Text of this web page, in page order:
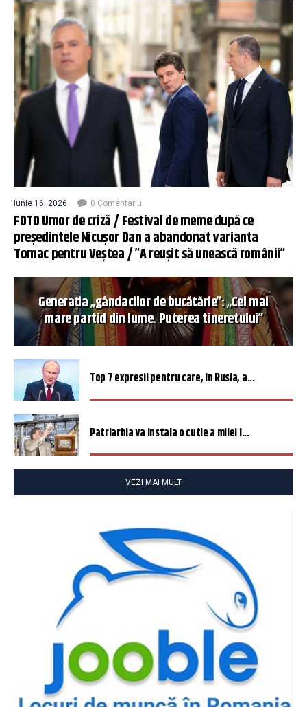
iunie 16, 2026 0 Comentariu
FOTO Umor de criză / Festival de meme după ce
președintele Nicușor Dan a abandonat varianta
Tomac pentru Veștea / ”A reușit să unească românii”
Generația „gândacilor de bucătărie”: „Cel mai
mare partid din lume. Puterea tineretului”
Top 7 expresii pentru care, în Rusia, a...
Patriarhia va instala o cutie a milei î...
VEZI MAI MULT